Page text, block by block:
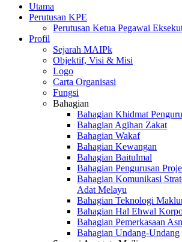
Utama
Perutusan KPE
Perutusan Ketua Pegawai
Profil
Sejarah MAIPk
Objektif, Visi & Misi
Logo
Carta Organisasi
Fungsi
Bahagian
Bahagian Khidmat
Bahagian Agihan Zakat
Bahagian Wakaf
Bahagian Kewangan
Bahagian Baitulmal
Bahagian Pengurusan
Bahagian Komunikasi
Adat Melayu
Bahagian Teknologi
Bahagian Hal Ehwal
Bahagian Pemerkasaan
Bahagian Undang-Undang